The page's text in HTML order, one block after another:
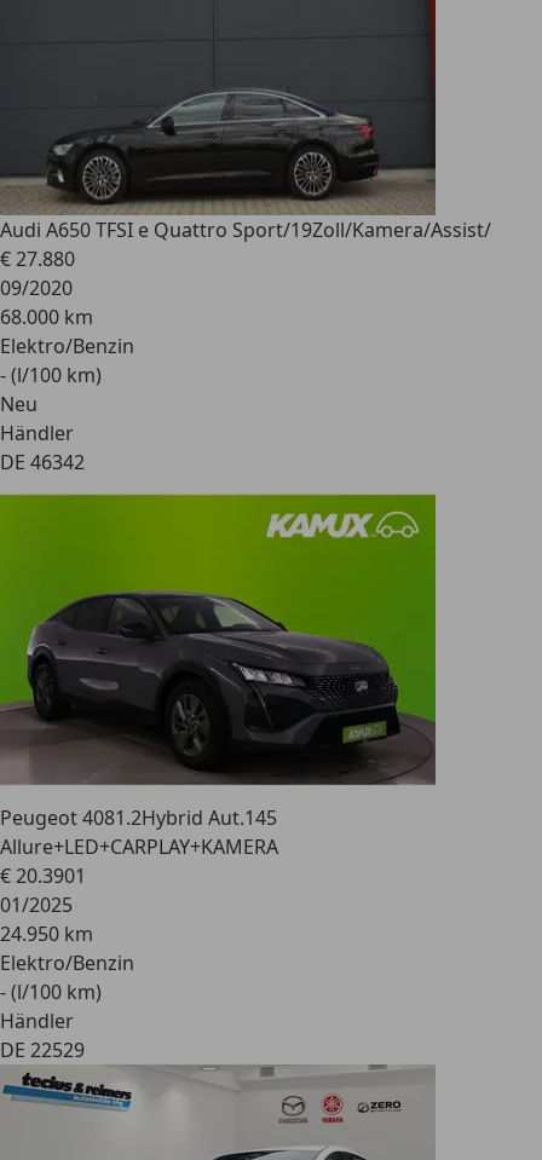
Audi A650 TFSI e Quattro Sport/19Zoll/Kamera/Assist/
€ 27.880
09/2020
68.000 km
Elektro/Benzin
- (l/100 km)
Neu
Händler
DE 46342
Peugeot 4081.2Hybrid Aut.145
Allure+LED+CARPLAY+KAMERA
€ 20.3901
01/2025
24.950 km
Elektro/Benzin
- (l/100 km)
Händler
DE 22529